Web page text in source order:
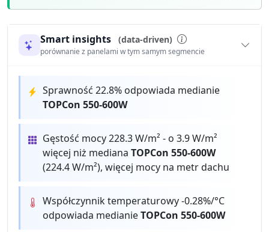
Smart insights (data-driven)
porównanie z panelami w tym samym segmencie
Sprawność 22.8% odpowiada medianie
TOPCon 550-600W
Gęstość mocy 228.3 W/m² - o 3.9 W/m²
więcej niż medianaTOPCon 550-600W
(224.4 W/m²), więcej mocy na metr dachu
Współczynnik temperaturowy -0.28%/°C
odpowiada medianieTOPCon 550-600W